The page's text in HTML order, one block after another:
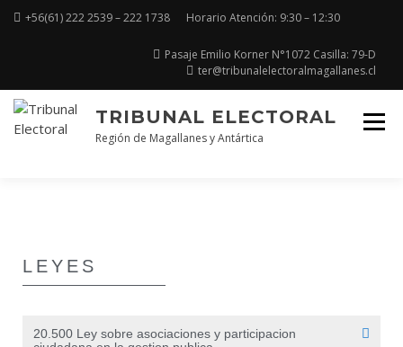
+56(61) 222 2539 – 222 1738 Horario Atención: 9:30 – 12:30
Pasaje Emilio Korner N°1072 Casilla: 79-D
ter@tribunalelectoralmagallanes.cl
TRIBUNAL ELECTORAL
Región de Magallanes y Antártica
LEYES
20.500 Ley sobre asociaciones y participacion